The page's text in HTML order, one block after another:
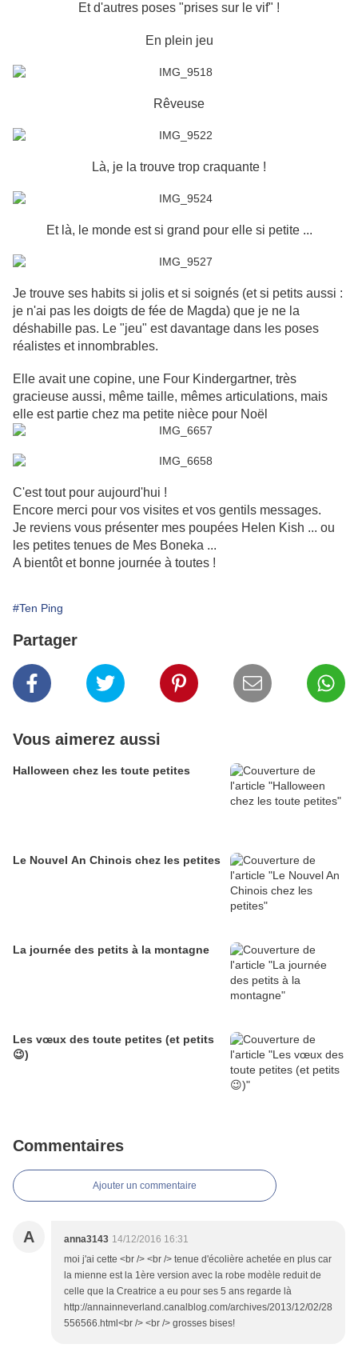
Et d'autres poses "prises sur le vif" !
En plein jeu
Rêveuse
Là, je la trouve trop craquante !
Et là, le monde est si grand pour elle si petite ...
Je trouve ses habits si jolis et si soignés (et si petits aussi :
je n'ai pas les doigts de fée de Magda) que je ne la
déshabille pas. Le "jeu" est davantage dans les poses
réalistes et innombrables.
Elle avait une copine, une Four Kindergartner, très
gracieuse aussi, même taille, mêmes articulations, mais
elle est partie chez ma petite nièce pour Noël
C'est tout pour aujourd'hui !
Encore merci pour vos visites et vos gentils messages.
Je reviens vous présenter mes poupées Helen Kish ... ou
les petites tenues de Mes Boneka ...
A bientôt et bonne journée à toutes !
#Ten Ping
Partager
Vous aimerez aussi
Halloween chez les toute petites
Le Nouvel An Chinois chez les petites
La journée des petits à la montagne
Les vœux des toute petites (et petits
😉)
Commentaires
Ajouter un commentaire
A anna3143 14/12/2016 16:31
moi j'ai cette <br /> <br /> tenue d'écolière achetée en plus car
la mienne est la 1ère version avec la robe modèle reduit de
celle que la Creatrice a eu pour ses 5 ans regarde là
http://annainneverland.canalblog.com/archives/2013/12/02/28
556566.html<br /> <br /> grosses bises!